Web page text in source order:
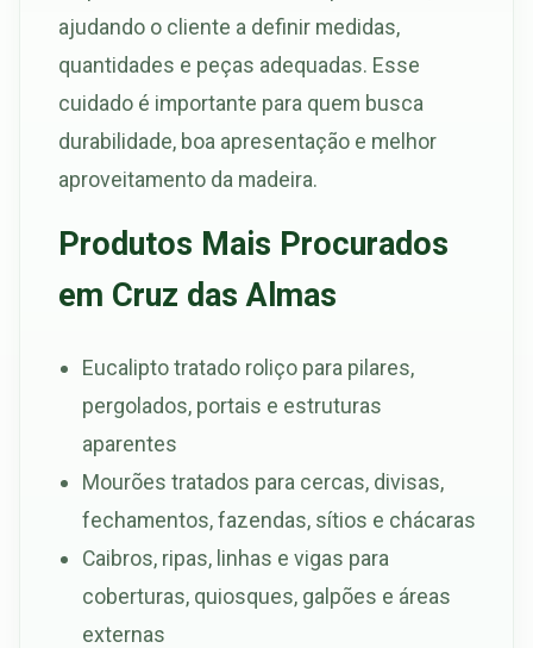
ajudando o cliente a definir medidas,
quantidades e peças adequadas. Esse
cuidado é importante para quem busca
durabilidade, boa apresentação e melhor
aproveitamento da madeira.
Produtos Mais Procurados
em Cruz das Almas
Eucalipto tratado roliço para pilares,
pergolados, portais e estruturas
aparentes
Mourões tratados para cercas, divisas,
fechamentos, fazendas, sítios e chácaras
Caibros, ripas, linhas e vigas para
coberturas, quiosques, galpões e áreas
externas